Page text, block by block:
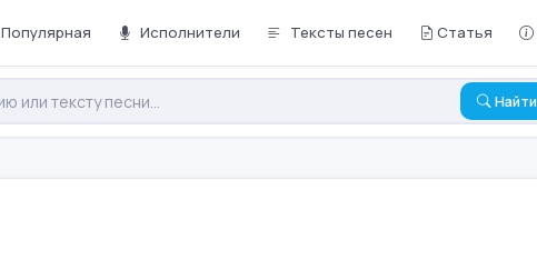
Популярная Исполнители Тексты песен Статья
Найти